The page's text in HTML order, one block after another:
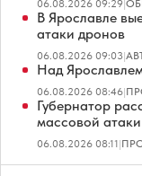
06.08.2026 09:29
В Ярославле
атаки дронов
06.08.2026 09:03|
Над
06.08.2026 08:46|
Губернатор
массовой
06.08.2026 08:11|